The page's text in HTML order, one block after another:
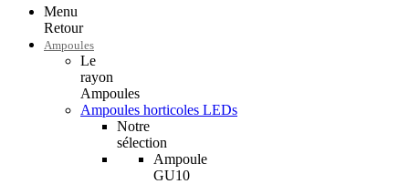
Menu
Retour
Ampoules
Le
rayon
Ampoules
Ampoules horticoles LEDs
Notre
sélection
Ampoule
GU10